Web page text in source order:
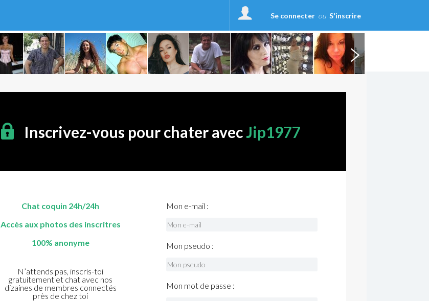
Se connecter ou S'inscrire
Inscrivez-vous pour chater avecJip1977
Chat coquin 24h/24h
Accès aux photos des inscritres
100% anonyme
N’attends pas, inscris-toi
gratuitement et chat avec nos
dizaines de membres connectés
près de chez toi
Mon e-mail :
Mon pseudo :
Mon mot de passe :